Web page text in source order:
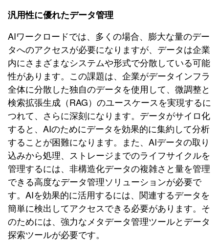
汎用性に優れたデータ管理
AIワークロードでは、多くの場合、膨大な量のデー
タへのアクセスが必要になりますが、データは企業
内にさまざまなシステムや形式で分散している可能
性があります。この課題は、企業がデータインフラ
全体に分散した独自のデータを使用して、微調整と
検索拡張生成（RAG）のユースケースを実現するに
つれて、さらに深刻になります。データがサイロ化
すると、AIのためにデータを効果的に集約して分析
することが困難になります。また、AIデータの取り
込みから処理、ストレージまでのライフサイクルを
管理するには、非構造化データの複雑さと量を管理
できる高度なデータ管理ソリューションが必要で
す。AIを効果的に活用するには、関連するデータを
簡単に検出してアクセスできる必要があります。そ
のためには、強力なメタデータ管理ツールとデータ
探索ツールが必要です。